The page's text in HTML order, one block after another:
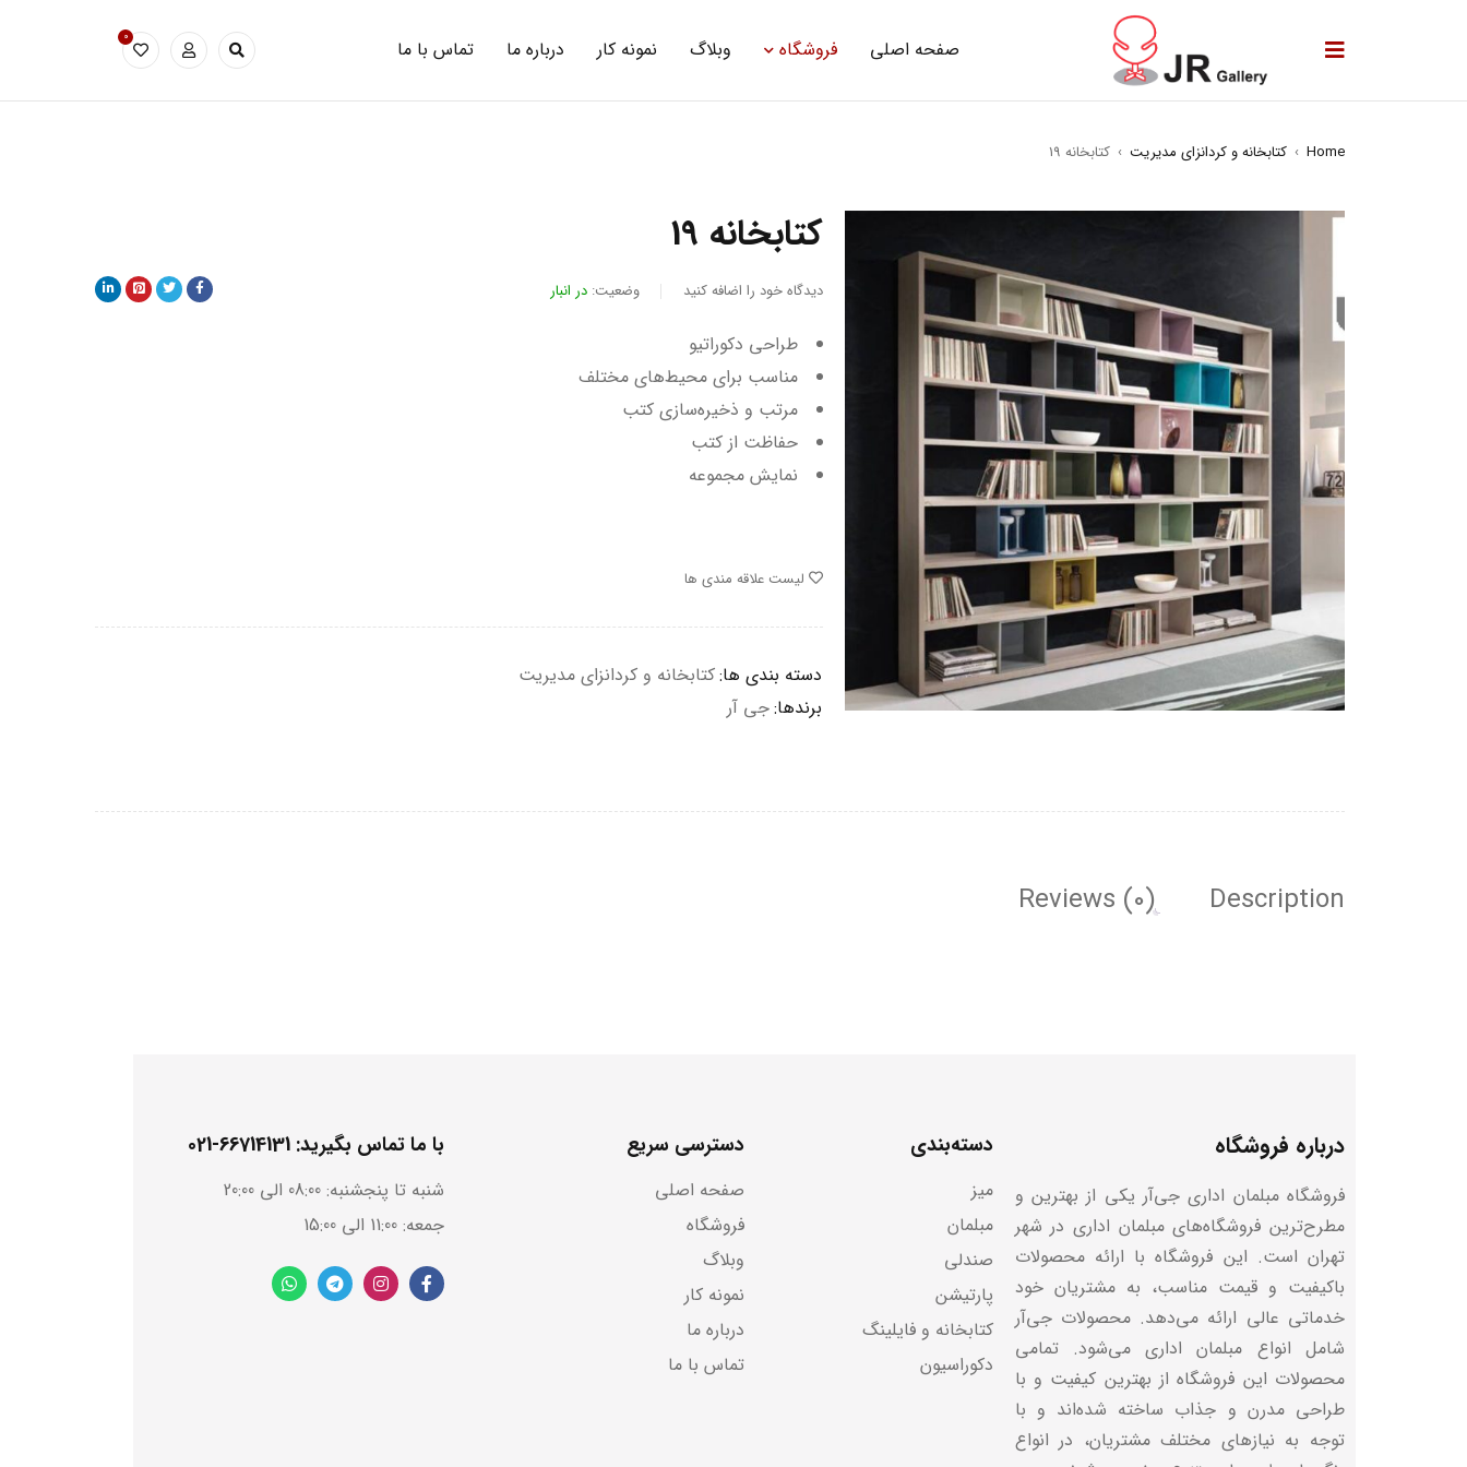
صفحه اصلی فروشگاه وبلاگ نمونه کار درباره ما تماس با ما 0
Home
› کتابخانه و کردانزای مدیریت › کتابخانه 19
کتابخانه 19
دیدگاه خود را اضافه کنید وضعیت: در انبار
طراحی دکوراتیو
مناسب برای محیط‌های مختلف
مرتب و ذخیره‌سازی کتب
حفاظت از کتب
نمایش مجموعه
لیست علاقه مندی ها
دسته بندی ها:کتابخانه و کردانزای مدیریت
برندها:جی آر
Description
Reviews (0)
درباره فروشگاه
فروشگاه مبلمان اداری جی‌آر یکی از بهترین و
مطرح‌ترین فروشگاه‌های مبلمان اداری در شهر
تهران است. این فروشگاه با ارائه محصولات
باکیفیت و قیمت مناسب، به مشتریان خود
خدماتی عالی ارائه می‌دهد. محصولات جی‌آر
شامل انواع مبلمان اداری می‌شود. تمامی
محصولات این فروشگاه از بهترین کیفیت و با
طراحی مدرن و جذاب ساخته شده‌اند و با
توجه به نیازهای مختلف مشتریان، در انواع
دسته‌بندی
میز
مبلمان
صندلی
پارتیشن
کتابخانه و فایلینگ
دکوراسیون
دسترسی سریع
صفحه اصلی
فروشگاه
وبلاگ
نمونه کار
درباره ما
تماس با ما
با ما تماس بگیرید: 66714131-021
شنبه تا پنجشنبه: 08:00 الی 20:00
جمعه: 11:00 الی 15:00